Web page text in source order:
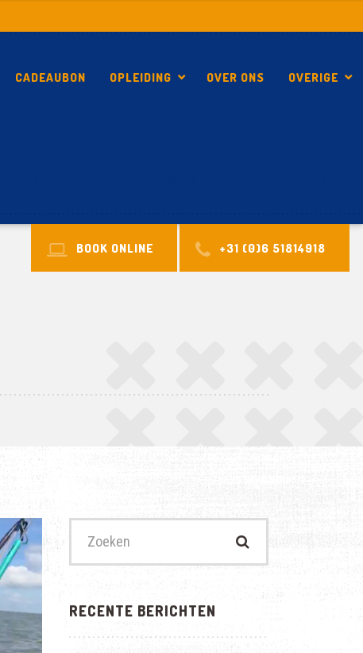
CADEAUBON OPLEIDING OVER ONS OVERIGE
BOOK ONLINE +31 (0)6 51814918
naar:
RECENTE BERICHTEN